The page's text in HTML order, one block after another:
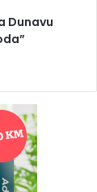
Dunavu